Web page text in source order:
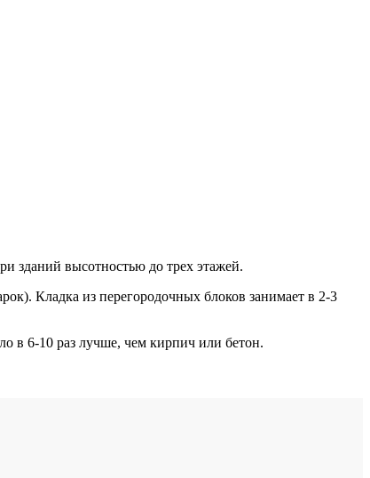
зданий высотностью до трех этажей.
Кладка из перегородочных блоков занимает в 2-3
в 6-10 раз лучше, чем кирпич или бетон.